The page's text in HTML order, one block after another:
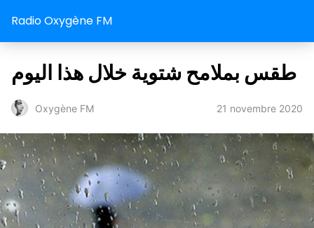
Radio Oxygène FM
طقس بملامح شتوية خلال هذا اليوم
Oxygène FM 21 novembre 2020